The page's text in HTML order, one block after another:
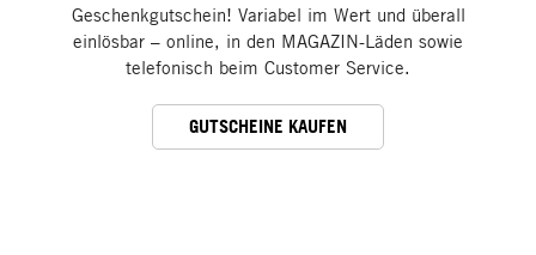
Geschenkgutschein! Variabel im Wert und überall
einlösbar – online, in den MAGAZIN-Läden sowie
telefonisch beim Customer Service.
GUTSCHEINE KAUFEN